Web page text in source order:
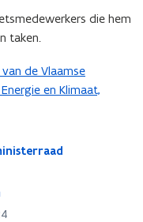
die hem
taken.
de Vlaamse
en Klimaat,